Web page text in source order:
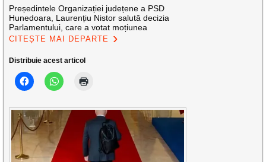
Președintele Organizației județene a PSD
Hunedoara, Laurențiu Nistor salută decizia
Parlamentului, care a votat moțiunea
CITEȘTE MAI DEPARTE
Distribuie acest articol